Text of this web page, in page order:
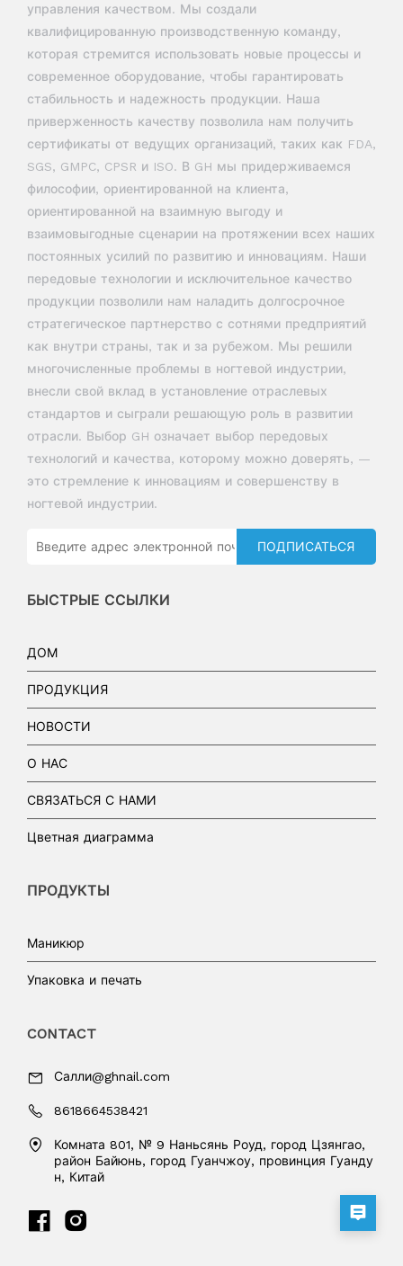
управления качеством. Мы создали
квалифицированную производственную команду,
которая стремится использовать новые процессы и
современное оборудование, чтобы гарантировать
стабильность и надежность продукции. Наша
приверженность качеству позволила нам получить
сертификаты от ведущих организаций, таких как FDA,
SGS, GMPC, CPSR и ISO. В GH мы придерживаемся
философии, ориентированной на клиента,
ориентированной на взаимную выгоду и
взаимовыгодные сценарии на протяжении всех наших
постоянных усилий по развитию и инновациям. Наши
передовые технологии и исключительное качество
продукции позволили нам наладить долгосрочное
стратегическое партнерство с сотнями предприятий
как внутри страны, так и за рубежом. Мы решили
многочисленные проблемы в ногтевой индустрии,
внесли свой вклад в установление отраслевых
стандартов и сыграли решающую роль в развитии
отрасли. Выбор GH означает выбор передовых
технологий и качества, которому можно доверять, —
это стремление к инновациям и совершенству в
ногтевой индустрии.
ПОДПИСАТЬСЯ
БЫСТРЫЕ ССЫЛКИ
ДОМ
ПРОДУКЦИЯ
НОВОСТИ
О НАС
СВЯЗАТЬСЯ С НАМИ
Цветная диаграмма
ПРОДУКТЫ
Маникюр
Упаковка и печать
CONTACT
Салли@ghnail.com
8618664538421
Комната 801, № 9 Наньсянь Роуд, город Цзянгао,
район Байюнь, город Гуанчжоу, провинция Гуанду
н, Китай